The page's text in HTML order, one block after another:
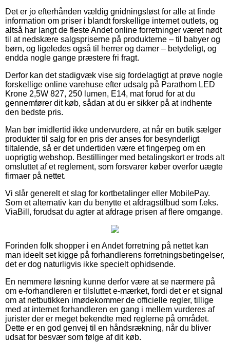
Det er jo efterhånden vældig gnidningsløst for alle at finde
information om priser i blandt forskellige internet outlets, og
altså har langt de fleste Andet online forretninger været nødt
til at nedskære salgspriserne på produkterne – til babyer og
børn, og ligeledes også til herrer og damer – betydeligt, og
endda nogle gange præstere fri fragt.
Derfor kan det stadigvæk vise sig fordelagtigt at prøve nogle
forskellige online varehuse efter udsalg på Parathom LED
Krone 2,5W 827, 250 lumen, E14, mat forud for at du
gennemfører dit køb, sådan at du er sikker på at indhente
den bedste pris.
Man bør imidlertid ikke undervurdere, at når en butik sælger
produkter til salg for en pris der anses for besynderligt
tiltalende, så er det undertiden være et fingerpeg om en
uoprigtig webshop. Bestillinger med betalingskort er trods alt
omsluttet af et reglement, som forsvarer køber overfor uægte
firmaer på nettet.
Vi slår generelt et slag for kortbetalinger eller MobilePay.
Som et alternativ kan du benytte et afdragstilbud som f.eks.
ViaBill, forudsat du agter at afdrage prisen af flere omgange.
Forinden folk shopper i en Andet forretning på nettet kan
man ideelt set kigge på forhandlerens forretningsbetingelser,
det er dog naturligvis ikke specielt ophidsende.
En nemmere løsning kunne derfor være at se nærmere på
om e-forhandleren er tilsluttet e-mærket, fordi det er et signal
om at netbutikken imødekommer de officielle regler, tillige
med at internet forhandleren en gang i mellem vurderes af
jurister der er meget bekendte med reglerne på området.
Dette er en god genvej til en håndsrækning, når du bliver
udsat for besvær som følge af dit køb.